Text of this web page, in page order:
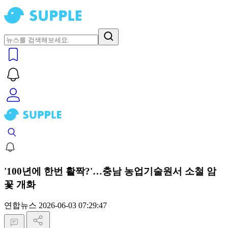
'100년에 한번 활짝?'…충남 농업기술원서 소철 암
꽃 개화
연합뉴스 2026-06-03 07:29:47